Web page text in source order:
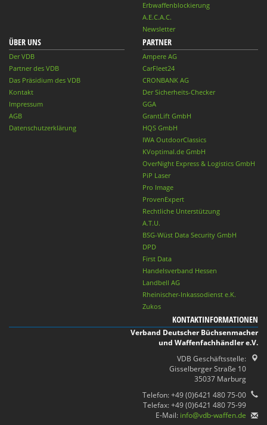
Erbwaffenblockierung
A.E.C.A.C.
Newsletter
ÜBER UNS
Der VDB
Partner des VDB
Das Präsidium des VDB
Kontakt
Impressum
AGB
Datenschutzerklärung
PARTNER
Ampere AG
CarFleet24
CRONBANK AG
Der Sicherheits-Checker
GGA
GrantLift GmbH
HQS GmbH
IWA OutdoorClassics
KVoptimal.de GmbH
OverNight Express & Logistics GmbH
PiP Laser
Pro Image
ProvenExpert
Rechtliche Unterstützung
A.T.U.
BSG-Wüst Data Security GmbH
DPD
First Data
Handelsverband Hessen
Landbell AG
Rheinischer-Inkassodienst e.K.
Zukos
KONTAKTINFORMATIONEN
Verband Deutscher Büchsenmacher
und Waffenfachhändler e.V.
VDB Geschäftsstelle:
Gisselberger Straße 10
35037 Marburg
Telefon: +49 (0)6421 480 75-00
Telefax: +49 (0)6421 480 75-99
E-Mail: info@vdb-waffen.de